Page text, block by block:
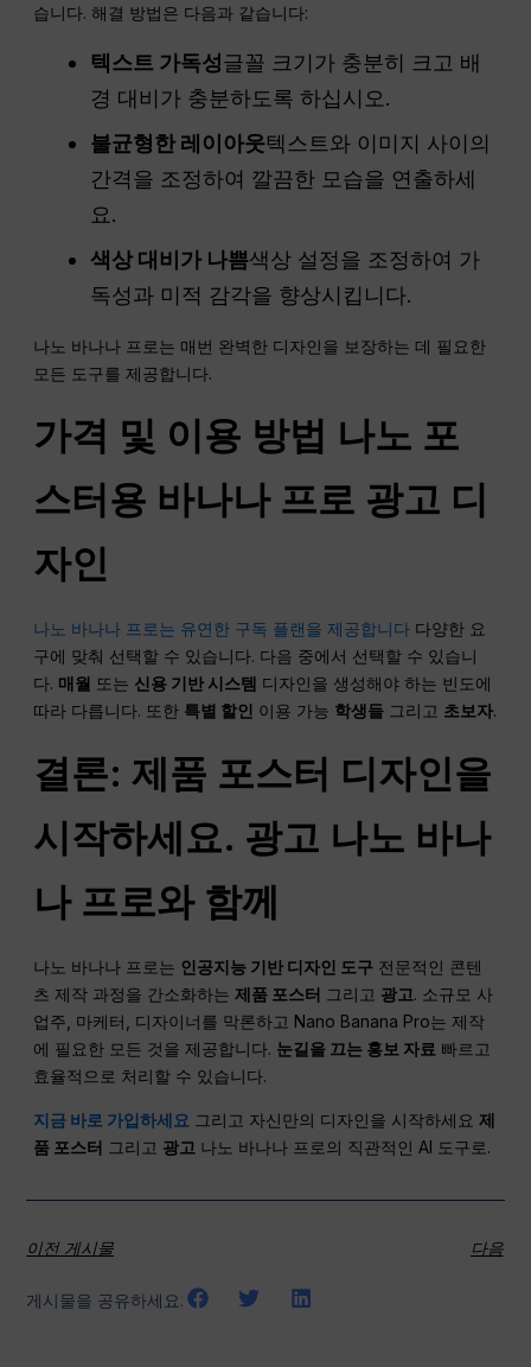
습니다. 해결 방법은 다음과 같습니다:
텍스트 가독성글꼴 크기가 충분히 크고 배
경 대비가 충분하도록 하십시오.
불균형한 레이아웃텍스트와 이미지 사이의
간격을 조정하여 깔끔한 모습을 연출하세
요.
색상 대비가 나쁨색상 설정을 조정하여 가
독성과 미적 감각을 향상시킵니다.
나노 바나나 프로는 매번 완벽한 디자인을 보장하는 데 필요한
모든 도구를 제공합니다.
가격 및 이용 방법 나노 포
스터용 바나나 프로 광고 디
자인
나노 바나나 프로는 유연한 구독 플랜을 제공합니다 다양한 요
구에 맞춰 선택할 수 있습니다. 다음 중에서 선택할 수 있습니
다. 매월 또는 신용 기반 시스템 디자인을 생성해야 하는 빈도에
따라 다릅니다. 또한 특별 할인 이용 가능 학생들 그리고 초보자.
결론: 제품 포스터 디자인을
시작하세요. 광고 나노 바나
나 프로와 함께
나노 바나나 프로는 인공지능 기반 디자인 도구 전문적인 콘텐
츠 제작 과정을 간소화하는제품 포스터 그리고 광고. 소규모 사
업주, 마케터, 디자이너를 막론하고 Nano Banana Pro는 제작
에 필요한 모든 것을 제공합니다. 눈길을 끄는 홍보 자료 빠르고
효율적으로 처리할 수 있습니다.
지금 바로 가입하세요 그리고 자신만의 디자인을 시작하세요제
품 포스터 그리고 광고 나노 바나나 프로의 직관적인 AI 도구로.
이전 게시물 다음
게시물을 공유하세요: